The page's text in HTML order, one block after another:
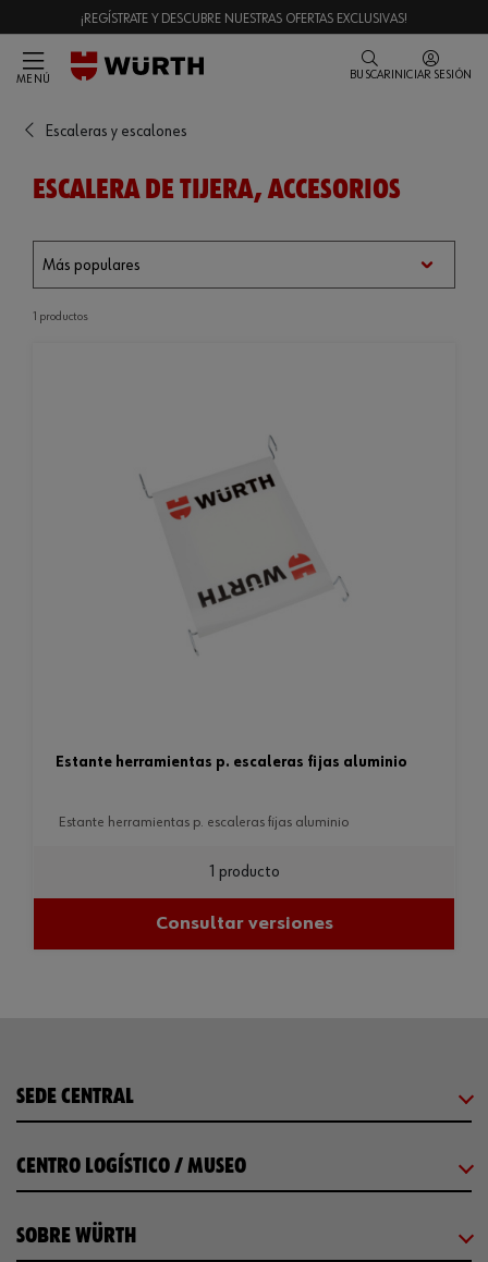
¡REGÍSTRATE Y DESCUBRE NUESTRAS OFERTAS EXCLUSIVAS!
MENÚ BUSCAR INICIAR SESIÓN
Escaleras y escalones
ESCALERA DE TIJERA, ACCESORIOS
1 productos
estante herramientas p. escaleras fijas aluminio
estante herramientas p. escaleras fijas aluminio
1 producto
Consultar versiones
SEDE CENTRAL
CENTRO LOGÍSTICO / MUSEO
SOBRE WÜRTH